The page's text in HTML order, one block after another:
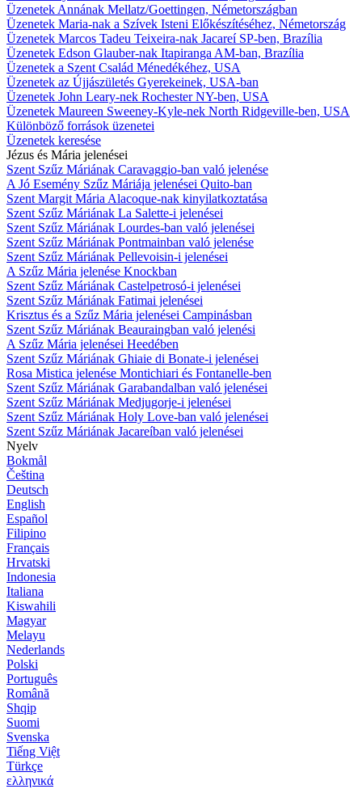
Üzenetek Annának Mellatz/Goettingen, Németországban
Üzenetek Maria-nak a Szívek Isteni Előkészítéséhez, Németország
Üzenetek Marcos Tadeu Teixeira-nak Jacareí SP-ben, Brazília
Üzenetek Edson Glauber-nak Itapiranga AM-ban, Brazília
Üzenetek a Szent Család Ménedékéhez, USA
Üzenetek az Újjászületés Gyerekeinek, USA-ban
Üzenetek John Leary-nek Rochester NY-ben, USA
Üzenetek Maureen Sweeney-Kyle-nek North Ridgeville-ben, USA
Különböző források üzenetei
Üzenetek keresése
Jézus és Mária jelenései
Szent Szűz Máriának Caravaggio-ban való jelenése
A Jó Esemény Szűz Máriája jelenései Quito-ban
Szent Margit Mária Alacoque-nak kinyilatkoztatása
Szent Szűz Máriának La Salette-i jelenései
Szent Szűz Máriának Lourdes-ban való jelenései
Szent Szűz Máriának Pontmainban való jelenése
Szent Szűz Máriának Pellevoisin-i jelenései
A Szűz Mária jelenése Knockban
Szent Szűz Máriának Castelpetrosó-i jelenései
Szent Szűz Máriának Fatimai jelenései
Krisztus és a Szűz Mária jelenései Campinásban
Szent Szűz Máriának Beauraingban való jelenési
A Szűz Mária jelenései Heedében
Szent Szűz Máriának Ghiaie di Bonate-i jelenései
Rosa Mistica jelenése Montichiari és Fontanelle-ben
Szent Szűz Máriának Garabandalban való jelenései
Szent Szűz Máriának Medjugorje-i jelenései
Szent Szűz Máriának Holy Love-ban való jelenései
Szent Szűz Máriának Jacareíban való jelenései
Nyelv
Bokmål
Čeština
Deutsch
English
Español
Filipino
Français
Hrvatski
Indonesia
Italiana
Kiswahili
Magyar
Melayu
Nederlands
Polski
Português
Română
Shqip
Suomi
Svenska
Tiếng Việt
Türkçe
ελληνικά